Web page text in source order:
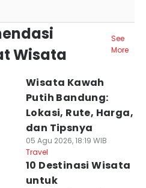
Wisata
See
More
Wisata Kawah
Putih Bandung:
Lokasi, Rute, Harga,
dan Tipsnya
05 Agu 2026, 18:19 WIB
Travel
10 Destinasi Wisata
untuk